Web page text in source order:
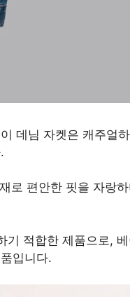
데님 자켓은 캐주얼
로 편안한 핏을 자랑
기 적합한 제품으로,
입니다.